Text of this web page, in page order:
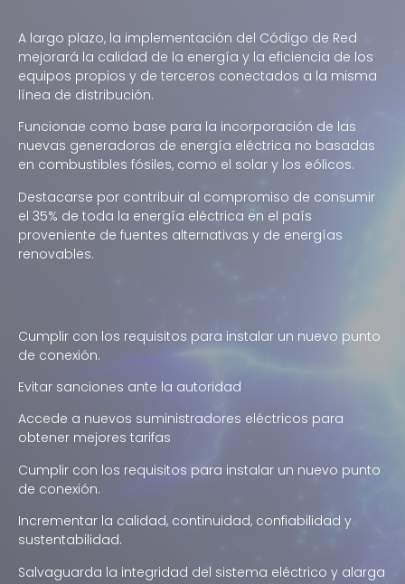
A largo plazo, la implementación del Código de Red
mejorará la calidad de la energía y la eficiencia de los
equipos propios y de terceros conectados a la misma
línea de distribución.
Funcionae como base para la incorporación de las
nuevas generadoras de energía eléctrica no basadas
en combustibles fósiles, como el solar y los eólicos.
Destacarse por contribuir al compromiso de consumir
el 35% de toda la energía eléctrica en el país
proveniente de fuentes alternativas y de energías
renovables.
Cumplir con los requisitos para instalar un nuevo punto
de conexión.
Evitar sanciones ante la autoridad
Accede a nuevos suministradores eléctricos para
obtener mejores tarifas
Cumplir con los requisitos para instalar un nuevo punto
de conexión.
Incrementar la calidad, continuidad, confiabilidad y
sustentabilidad.
Salvaguarda la integridad del sistema eléctrico y alarga